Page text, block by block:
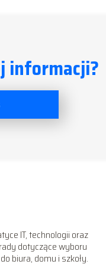
informacji?
IT, technologii oraz
dotyczące wyboru
biura, domu i szkoły.